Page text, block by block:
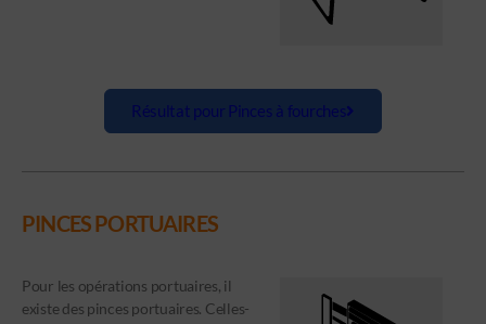
Résultat pour Pinces à fourches
PINCES PORTUAIRES
Pour les opérations portuaires, il
existe des pinces portuaires. Celles-